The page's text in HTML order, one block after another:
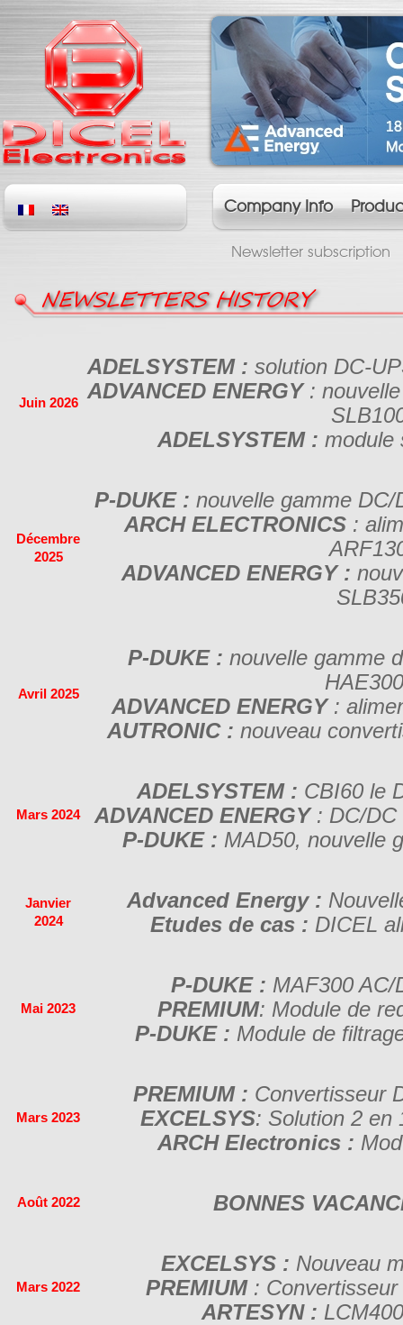
Company Info
Newsletter subscription
NEWSLETTERS HISTORY
Juin 2026
ADELSYSTEM : solution DC-
ADVANCED ENERGY :
ADELSYSTEM : module
Décembre
2025
P-DUKE : nouvelle gamme
ARCH ELECTRONICS :
ADVANCED ENERGY :
Avril 2025
P-DUKE : nouvelle gamme
ADVANCED ENERGY :
AUTRONIC : nouveau
Mars 2024
ADELSYSTEM : CBI60 le
ADVANCED ENERGY : DC/DC
P-DUKE : MAD50, nouvelle
Janvier
2024
Advanced Energy :
Etudes de cas : DICEL
Mai 2023
P-DUKE : MAF300 AC/
PREMIUM: Module de
P-DUKE : Module de
Mars 2023
PREMIUM : Convertisseur
EXCELSYS: Solution 2 en
ARCH Electronics :
Août 2022 BONNES
Mars 2022
EXCELSYS : Nouveau
PREMIUM: Convertisseur
ARTESYN :